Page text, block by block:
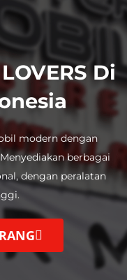
Di
modern dengan
berbagai
dengan peralatan